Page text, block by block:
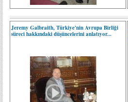
Jeremy Galbraith, Türkiye'nin Avrupa Birliği
süreci hakkındaki düşüncelerini anlatıyor...